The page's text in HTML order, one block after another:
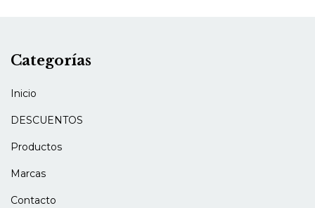
Categorías
Inicio
DESCUENTOS
Productos
Marcas
Contacto